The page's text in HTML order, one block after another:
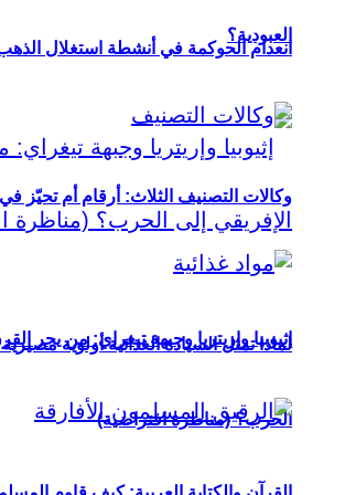
العبودية؟
إثيوبيا وإريتريا وجبهة تيغراي: من يجر
الحرب؟ (مناظرة افتراضية)
انعدام الحوكمة في أنشطة استغلال
وكالات التصنيف الثلاث: أرقام أم تحيّز
لماذا تمثل السيادة الغذائية أولوية مصيرية